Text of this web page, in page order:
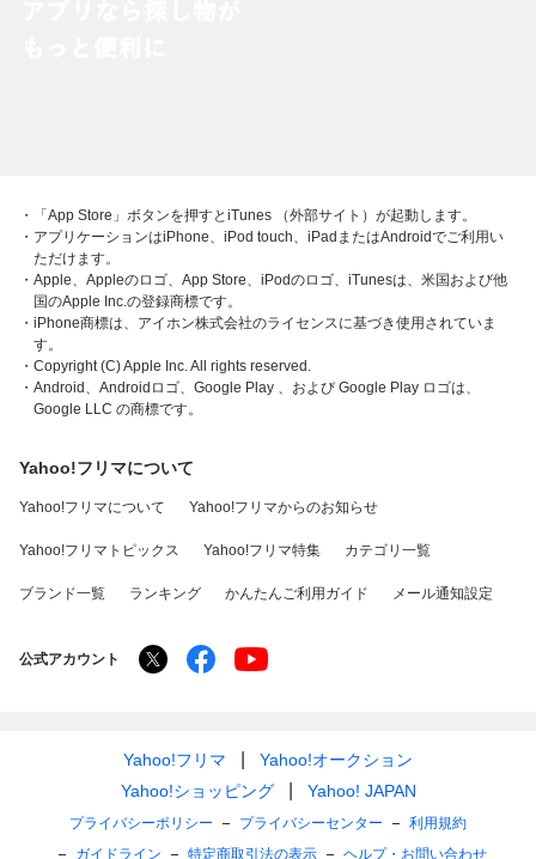
・「App Store」ボタンを押すとiTunes （外部サイト）が起動します。
・アプリケーションはiPhone、iPod touch、iPadまたはAndroidでご利用い
ただけます。
・Apple、Appleのロゴ、App Store、iPodのロゴ、iTunesは、米国および他
国のApple Inc.の登録商標です。
・iPhone商標は、アイホン株式会社のライセンスに基づき使用されていま
す。
・Copyright (C) Apple Inc. All rights reserved.
・Android、Androidロゴ、Google Play 、および Google Play ロゴは、
Google LLC の商標です。
Yahoo!フリマについて
Yahoo!フリマについて Yahoo!フリマからのお知らせ
Yahoo!フリマトピックス Yahoo!フリマ特集 カテゴリ一覧
ブランド一覧 ランキング かんたんご利用ガイド メール通知設定
公式アカウント
Yahoo!フリマ
Yahoo!オークション
Yahoo!ショッピング
Yahoo! JAPAN
プライバシーポリシー プライバシーセンター
利用規約
ガイドライン
特定商取引法の表示 ヘルプ・お問い合わせ